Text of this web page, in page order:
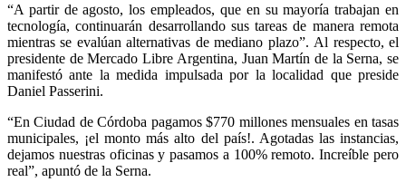
“A partir de agosto, los empleados, que en su mayoría trabajan en
tecnología, continuarán desarrollando sus tareas de manera remota
mientras se evalúan alternativas de mediano plazo”. Al respecto, el
presidente de Mercado Libre Argentina, Juan Martín de la Serna, se
manifestó ante la medida impulsada por la localidad que preside
Daniel Passerini.
“En Ciudad de Córdoba pagamos $770 millones mensuales en tasas
municipales, ¡el monto más alto del país!. Agotadas las instancias,
dejamos nuestras oficinas y pasamos a 100% remoto. Increíble pero
real”, apuntó de la Serna.